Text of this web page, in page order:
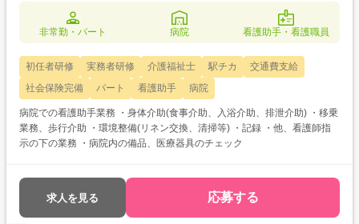
非常勤・パート 病院 看護助手・看護職員
初任者研修 実務者研修 介護福祉士 駅チカ
交通費支給
社会保険完備
パート 看護助手 病院
病院での看護助手業務 ・身体介助(食事介助、入浴介助、排泄介助) ・移乗
業務、歩行介助 ・環境整備(リネン交換、清掃等) ・記録 ・他、看護師指
示の下の業務 ・病院内の備品、医療器具のチェック
求人を見る 応募する